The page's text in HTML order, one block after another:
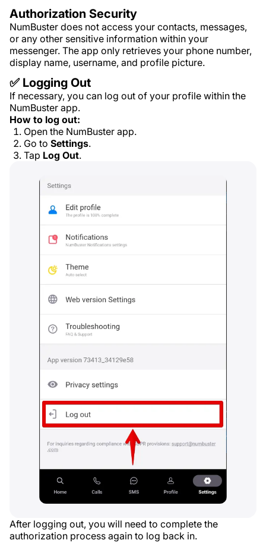
Authorization Security
NumBuster does not access your contacts, messages,
or any other sensitive information within your
messenger. The app only retrieves your phone number,
display name, username, and profile picture.
✅ Logging Out
If necessary, you can log out of your profile within the
NumBuster app.
How to log out:
Open the NumBuster app.
Go to Settings.
Tap Log Out.
After logging out, you will need to complete the
authorization process again to log back in.